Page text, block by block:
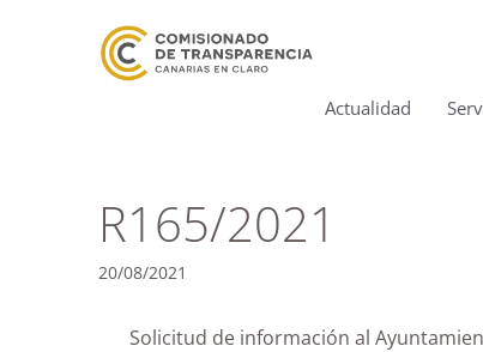
Actualidad
R165/2021
20/08/2021
Solicitud de información al